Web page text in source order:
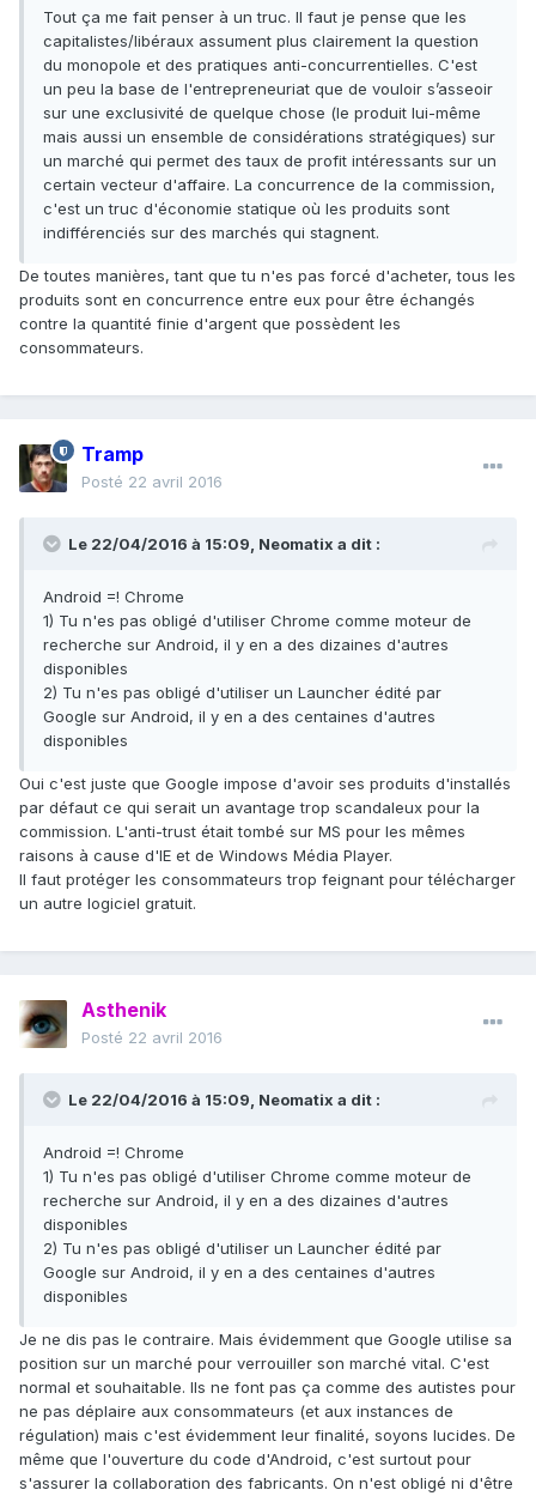
Tout ça me fait penser à un truc. Il faut je pense que les
capitalistes/libéraux assument plus clairement la question
du monopole et des pratiques anti-concurrentielles. C'est
un peu la base de l'entrepreneuriat que de vouloir s’asseoir
sur une exclusivité de quelque chose (le produit lui-même
mais aussi un ensemble de considérations stratégiques) sur
un marché qui permet des taux de profit intéressants sur un
certain vecteur d'affaire. La concurrence de la commission,
c'est un truc d'économie statique où les produits sont
indifférenciés sur des marchés qui stagnent.
De toutes manières, tant que tu n'es pas forcé d'acheter, tous les
produits sont en concurrence entre eux pour être échangés
contre la quantité finie d'argent que possèdent les
consommateurs.
Tramp
Posté 22 avril 2016
Le 22/04/2016 à 15:09, Neomatix a dit :
Android =! Chrome
1) Tu n'es pas obligé d'utiliser Chrome comme moteur de
recherche sur Android, il y en a des dizaines d'autres
disponibles
2) Tu n'es pas obligé d'utiliser un Launcher édité par
Google sur Android, il y en a des centaines d'autres
disponibles
Oui c'est juste que Google impose d'avoir ses produits d'installés
par défaut ce qui serait un avantage trop scandaleux pour la
commission. L'anti-trust était tombé sur MS pour les mêmes
raisons à cause d'IE et de Windows Média Player.
Il faut protéger les consommateurs trop feignant pour télécharger
un autre logiciel gratuit.
Asthenik
Posté 22 avril 2016
Le 22/04/2016 à 15:09, Neomatix a dit :
Android =! Chrome
1) Tu n'es pas obligé d'utiliser Chrome comme moteur de
recherche sur Android, il y en a des dizaines d'autres
disponibles
2) Tu n'es pas obligé d'utiliser un Launcher édité par
Google sur Android, il y en a des centaines d'autres
disponibles
Je ne dis pas le contraire. Mais évidemment que Google utilise sa
position sur un marché pour verrouiller son marché vital. C'est
normal et souhaitable. Ils ne font pas ça comme des autistes pour
ne pas déplaire aux consommateurs (et aux instances de
régulation) mais c'est évidemment leur finalité, soyons lucides. De
même que l'ouverture du code d'Android, c'est surtout pour
s'assurer la collaboration des fabricants. On n'est obligé ni d'être